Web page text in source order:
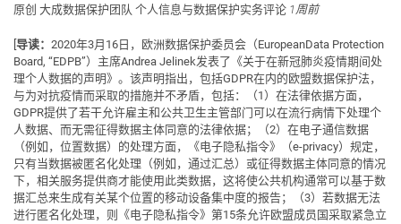
原创 大成数据保护团队 个人信息与数据保护实务评论 1周前
导读： 2020年3月16日，欧洲数据保护委员会（EuropeanData Protection
Board, “EDPB”）主席Andrea Jelinek发表了《关于在新冠肺炎疫情期间处
理个人数据的声明》。该声明指出，包括GDPR在内的欧盟数据保护法，
与为对抗疫情而采取的措施并不矛盾，包括：（1）在法律依据方面，
GDPR提供了若干允许雇主和公共卫生主管部门可以在流行病情下处理个
人数据、而无需征得数据主体同意的法律依据；（2）在电子通信数据
（例如，位置数据）的处理方面，《电子隐私指令》（e-privacy）规定，
只有当数据被匿名化处理（例如，通过汇总）或征得数据主体同意的情况
下，相关服务提供商才能使用此类数据，这将使公共机构通常可以基于数
据汇总来生成有关某个位置的移动设备集中度的报告；（3）若数据无法
进行匿名化处理，则《电子隐私指令》第15条允许欧盟成员国采取紧急立